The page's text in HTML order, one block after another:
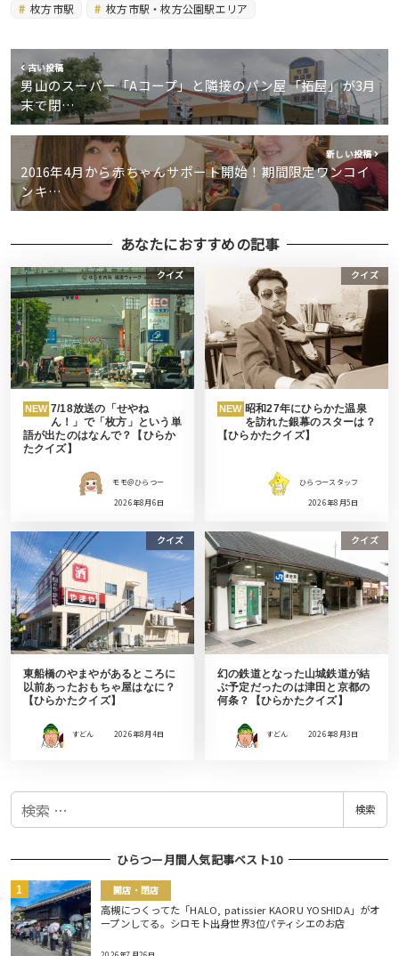
枚方市駅
枚方市駅・枚方公園駅エリア
古い投稿
男山のスーパー「Aコープ」と隣接のパン屋「拓屋」が3月
末で閉…
新しい投稿
2016年4月から赤ちゃんサポート開始！期間限定ワンコイ
ンキ…
あなたにおすすめの記事
クイズ
NEW 7/18放送の「せやね
ん！」で「枚方」という単
語が出たのはなんで？【ひらか
たクイズ】
モモ＠ひらつー
2026年8月6日
クイズ
NEW 昭和27年にひらかた温泉
を訪れた銀幕のスターは？
【ひらかたクイズ】
ひらつースタッフ
2026年8月5日
クイズ
東船橋のやまやがあるところに
以前あったおもちゃ屋はなに？
【ひらかたクイズ】
すどん 2026年8月4日
クイズ
幻の鉄道となった山城鉄道が結
ぶ予定だったのは津田と京都の
何条？【ひらかたクイズ】
すどん 2026年8月3日
検
検索
ひらつー月間人気記事ベスト10
開店・閉店
高槻につくってた「HALO, patissier KAORU YOSHIDA」がオ
ープンしてる。シロモト出身世界3位パティシエのお店